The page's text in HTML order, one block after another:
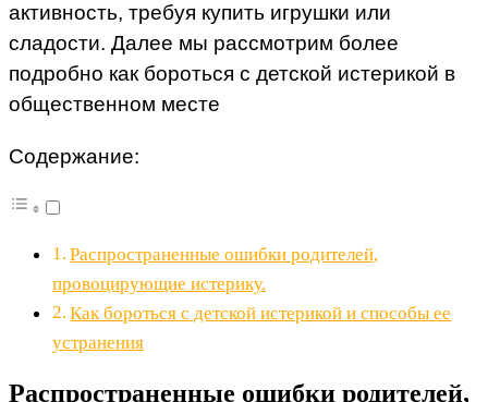
активность, требуя купить игрушки или
сладости. Далее мы рассмотрим более
подробно как бороться с детской истерикой в
общественном месте
Содержание:
Распространенные ошибки родителей,
провоцирующие истерику.
Как бороться с детской истерикой и способы ее
устранения
Распространенные ошибки родителей,